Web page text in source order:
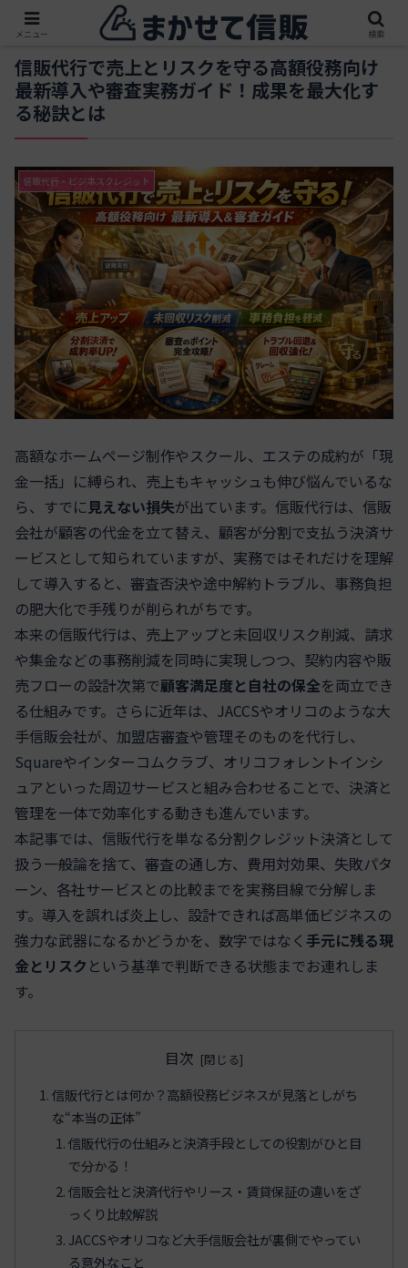
信販代行で売上とリスクを守る高額役務向け
最新導入や審査実務ガイド！成果を最大化す
る秘訣とは
信販代行・ビジネスクレジット
高額なホームページ制作やスクール、エステの成約が「現
金一括」に縛られ、売上もキャッシュも伸び悩んでいるな
ら、すでに見えない損失が出ています。信販代行は、信販
会社が顧客の代金を立て替え、顧客が分割で支払う決済サ
ービスとして知られていますが、実務ではそれだけを理解
して導入すると、審査否決や途中解約トラブル、事務負担
の肥大化で手残りが削られがちです。
本来の信販代行は、売上アップと未回収リスク削減、請求
や集金などの事務削減を同時に実現しつつ、契約内容や販
売フローの設計次第で顧客満足度と自社の保全を両立でき
る仕組みです。さらに近年は、JACCSやオリコのような大
手信販会社が、加盟店審査や管理そのものを代行し、
Squareやインターコムクラブ、オリコフォレントインシ
ュアといった周辺サービスと組み合わせることで、決済と
管理を一体で効率化する動きも進んでいます。
本記事では、信販代行を単なる分割クレジット決済として
扱う一般論を捨て、審査の通し方、費用対効果、失敗パタ
ーン、各社サービスとの比較までを実務目線で分解しま
す。導入を誤れば炎上し、設計できれば高単価ビジネスの
強力な武器になるかどうかを、数字ではなく 手元に残る現
金とリスク という基準で判断できる状態までお連れしま
す。
目次
信販代行とは何か？高額役務ビジネスが見落としがち
な“本当の正体”
信販代行の仕組みと決済手段としての役割がひと目
で分かる！
信販会社と決済代行やリース・賃貸保証の違いをざ
っくり比較解説
JACCSやオリコなど大手信販会社が裏側でやってい
る意外なこと
メニュー 検索